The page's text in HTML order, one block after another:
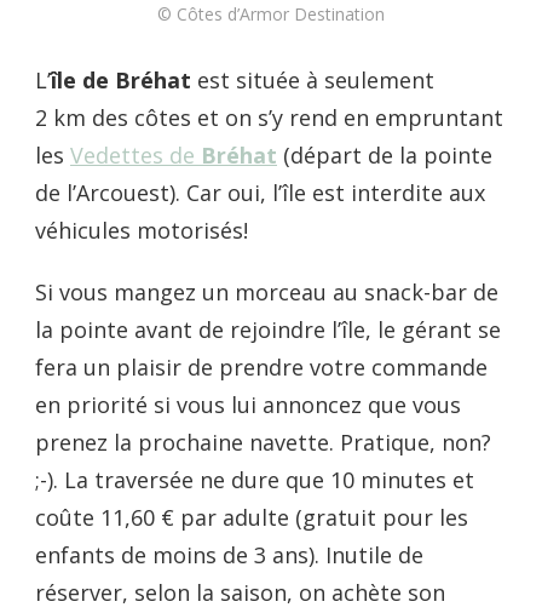
© Côtes d’Armor Destination
L’île de Bréhat est située à seulement
2 km des côtes et on s’y rend en empruntant
les Vedettes de Bréhat (départ de la pointe
de l’Arcouest). Car oui, l’île est interdite aux
véhicules motorisés!
Si vous mangez un morceau au snack-bar de
la pointe avant de rejoindre l’île, le gérant se
fera un plaisir de prendre votre commande
en priorité si vous lui annoncez que vous
prenez la prochaine navette. Pratique, non?
;-). La traversée ne dure que 10 minutes et
coûte 11,60 € par adulte (gratuit pour les
enfants de moins de 3 ans). Inutile de
réserver, selon la saison, on achète son